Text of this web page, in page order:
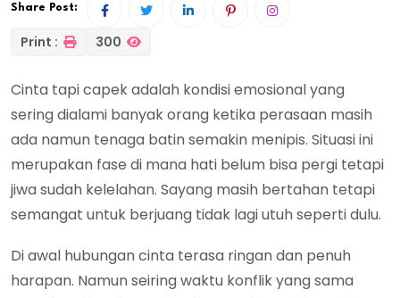
Share Post:
Print : 300
Cinta tapi capek adalah kondisi emosional yang
sering dialami banyak orang ketika perasaan masih
ada namun tenaga batin semakin menipis. Situasi ini
merupakan fase di mana hati belum bisa pergi tetapi
jiwa sudah kelelahan. Sayang masih bertahan tetapi
semangat untuk berjuang tidak lagi utuh seperti dulu.
Di awal hubungan cinta terasa ringan dan penuh
harapan. Namun seiring waktu konflik yang sama